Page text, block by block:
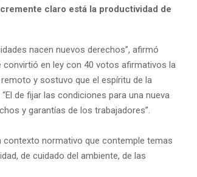
claro está la productividad de
nacen nuevos derechos”, afirmó
en ley con 40 votos afirmativos la
y sostuvo que el espíritu de la
de fijar las condiciones para una nueva
y garantías de los trabajadores”.
contexto normativo que contemple temas
de cuidado del ambiente, de las